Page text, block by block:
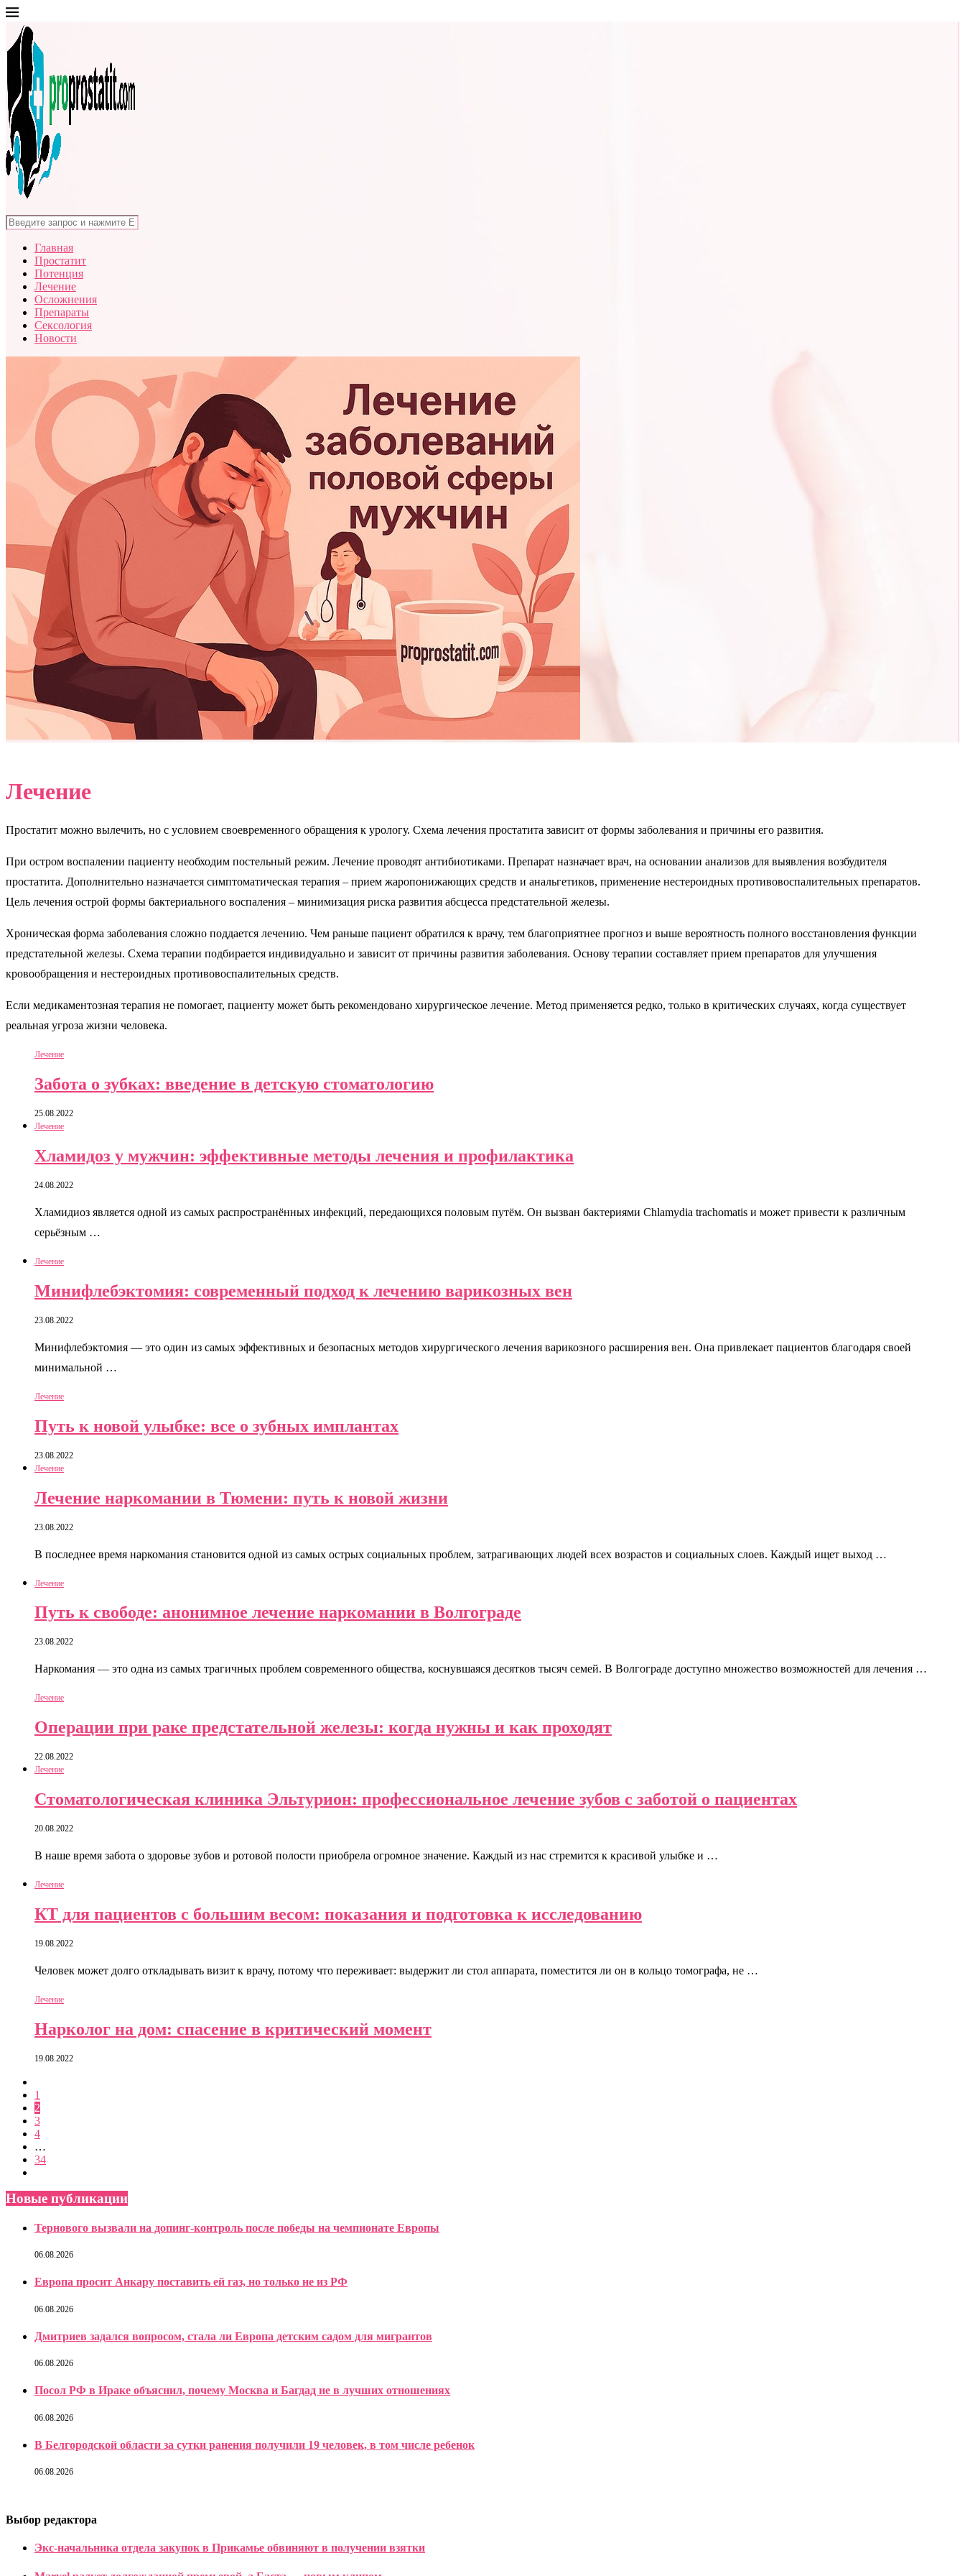
Главная
Простатит
Потенция
Лечение
Осложнения
Препараты
Сексология
Новости
Лечение
Простатит можно вылечить, но с условием своевременного обращения к урологу. Схема лечения простатита зависит от формы заболевания и причины его развития.
При остром воспалении пациенту необходим постельный режим. Лечение проводят антибиотиками. Препарат назначает врач, на основании анализов для выявления возбудителя
простатита. Дополнительно назначается симптоматическая терапия – прием жаропонижающих средств и анальгетиков, применение нестероидных противовоспалительных препаратов.
Цель лечения острой формы бактериального воспаления – минимизация риска развития абсцесса предстательной железы.
Хроническая форма заболевания сложно поддается лечению. Чем раньше пациент обратился к врачу, тем благоприятнее прогноз и выше вероятность полного восстановления функции
предстательной железы. Схема терапии подбирается индивидуально и зависит от причины развития заболевания. Основу терапии составляет прием препаратов для улучшения
кровообращения и нестероидных противовоспалительных средств.
Если медикаментозная терапия не помогает, пациенту может быть рекомендовано хирургическое лечение. Метод применяется редко, только в критических случаях, когда существует
реальная угроза жизни человека.
Лечение
Забота о зубках: введение в детскую стоматологию
25.08.2022
Лечение
Хламидоз у мужчин: эффективные методы лечения и профилактика
24.08.2022
Хламидиоз является одной из самых распространённых инфекций, передающихся половым путём. Он вызван бактериями Chlamydia trachomatis и может привести к различным
серьёзным …
Лечение
Минифлебэктомия: современный подход к лечению варикозных вен
23.08.2022
Минифлебэктомия — это один из самых эффективных и безопасных методов хирургического лечения варикозного расширения вен. Она привлекает пациентов благодаря своей
минимальной …
Лечение
Путь к новой улыбке: все о зубных имплантах
23.08.2022
Лечение
Лечение наркомании в Тюмени: путь к новой жизни
23.08.2022
В последнее время наркомания становится одной из самых острых социальных проблем, затрагивающих людей всех возрастов и социальных слоев. Каждый ищет выход …
Лечение
Путь к свободе: анонимное лечение наркомании в Волгограде
23.08.2022
Наркомания — это одна из самых трагичных проблем современного общества, коснувшаяся десятков тысяч семей. В Волгограде доступно множество возможностей для лечения …
Лечение
Операции при раке предстательной железы: когда нужны и как проходят
22.08.2022
Лечение
Стоматологическая клиника Эльтурион: профессиональное лечение зубов с заботой о пациентах
20.08.2022
В наше время забота о здоровье зубов и ротовой полости приобрела огромное значение. Каждый из нас стремится к красивой улыбке и …
Лечение
КТ для пациентов с большим весом: показания и подготовка к исследованию
19.08.2022
Человек может долго откладывать визит к врачу, потому что переживает: выдержит ли стол аппарата, поместится ли он в кольцо томографа, не …
Лечение
Нарколог на дом: спасение в критический момент
19.08.2022
1
2
3
4
…
34
Новые публикации
Тернового вызвали на допинг-контроль после победы на чемпионате Европы
06.08.2026
Европа просит Анкару поставить ей газ, но только не из РФ
06.08.2026
Дмитриев задался вопросом, стала ли Европа детским садом для мигрантов
06.08.2026
Посол РФ в Ираке объяснил, почему Москва и Багдад не в лучших отношениях
06.08.2026
В Белгородской области за сутки ранения получили 19 человек, в том числе ребенок
06.08.2026
Выбор редактора
Экс-начальника отдела закупок в Прикамье обвиняют в получении взятки